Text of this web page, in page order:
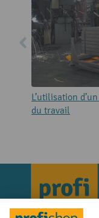
L’utilisation
du travail